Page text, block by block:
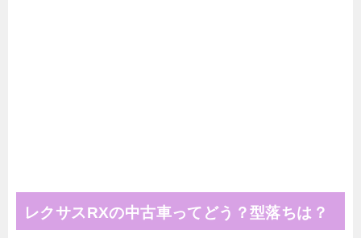
レクサスRXの中古車ってどう？型落ちは？